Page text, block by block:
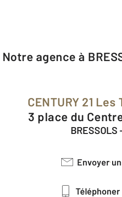
Notre agence à
CENTURY 21
3 place du
Envoyer